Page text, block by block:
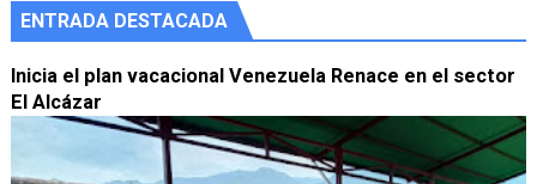
ENTRADA DESTACADA
Inicia el plan vacacional Venezuela Renace en el sector
El Alcázar